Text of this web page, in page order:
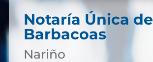
Notaría Única de
Barbacoas
Nariño